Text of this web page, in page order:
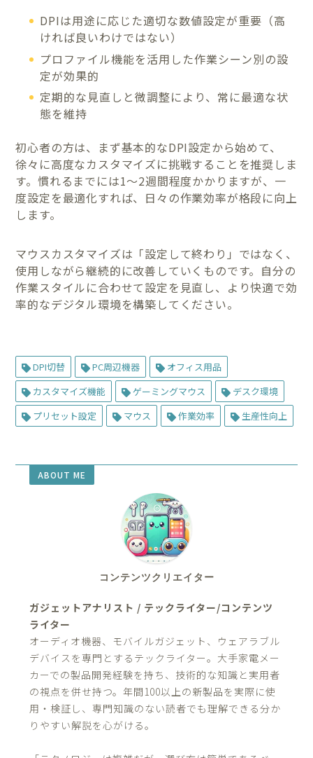
DPIは用途に応じた適切な数値設定が重要（高
ければ良いわけではない）
プロファイル機能を活用した作業シーン別の設
定が効果的
定期的な見直しと微調整により、常に最適な状
態を維持
初心者の方は、まず基本的なDPI設定から始めて、
徐々に高度なカスタマイズに挑戦することを推奨しま
す。慣れるまでには1〜2週間程度かかりますが、一
度設定を最適化すれば、日々の作業効率が格段に向上
します。
マウスカスタマイズは「設定して終わり」ではなく、
使用しながら継続的に改善していくものです。自分の
作業スタイルに合わせて設定を見直し、より快適で効
率的なデジタル環境を構築してください。
DPI切替 PC周辺機器
オフィス用品
カスタマイズ機能
ゲーミングマウス
デスク環境
プリセット設定
マウス 作業効率 生産性向上
ABOUT ME
コンテンツクリエイター
ガジェットアナリスト / テックライター/コンテンツ
ライター
オーディオ機器、モバイルガジェット、ウェアラブル
デバイスを専門とするテックライター。大手家電メー
カーでの製品開発経験を持ち、技術的な知識と実用者
の視点を併せ持つ。年間100以上の新製品を実際に使
用・検証し、専門知識のない読者でも理解できる分か
りやすい解説を心がける。